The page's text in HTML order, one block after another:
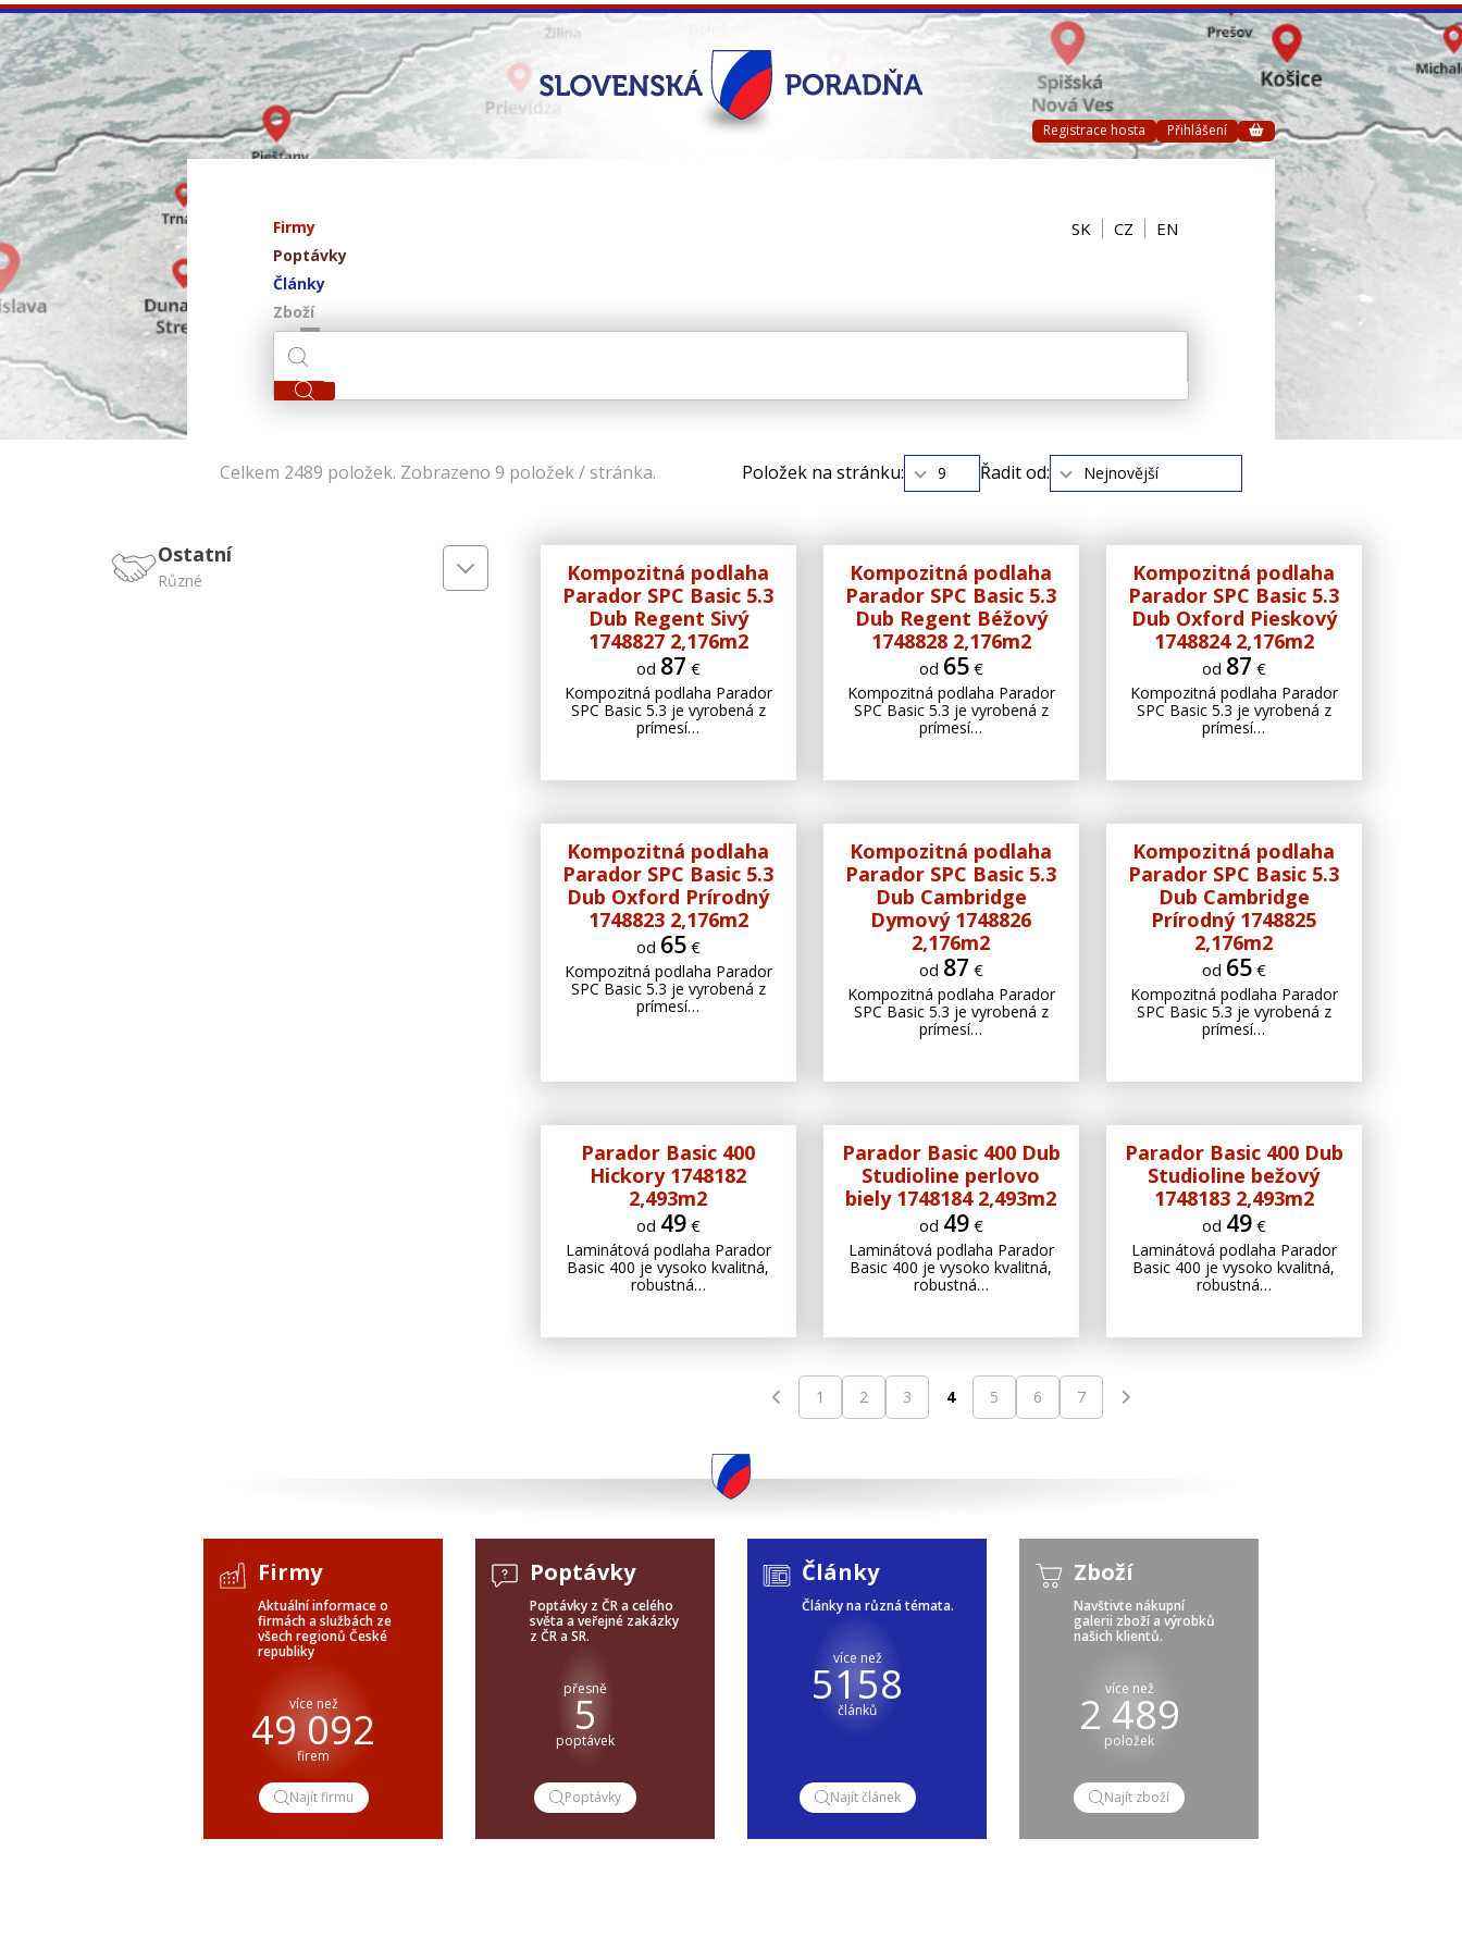
Registrace hosta Přihlášení
Firmy
Poptávky
Články
Zboží
SK CZ EN
Celkem 2489 položek. Zobrazeno 9 položek / stránka. Položek na stránku: 9 Řadit od: Nejnovější
Ostatní
Různé
Kompozitná podlaha
Parador SPC Basic 5.3
Dub Regent Sivý
1748827 2,176m2
od 87 €
Kompozitná podlaha Parador
SPC Basic 5.3 je vyrobená z
prímesí…
Kompozitná podlaha
Parador SPC Basic 5.3
Dub Regent Béžový
1748828 2,176m2
od 65€
Kompozitná podlaha Parador
SPC Basic 5.3 je vyrobená z
prímesí…
Kompozitná podlaha
Parador SPC Basic 5.3
Dub Oxford Pieskový
1748824 2,176m2
od 87 €
Kompozitná podlaha Parador
SPC Basic 5.3 je vyrobená z
prímesí…
Kompozitná podlaha
Parador SPC Basic 5.3
Dub Oxford Prírodný
1748823 2,176m2
od 65€
Kompozitná podlaha Parador
SPC Basic 5.3 je vyrobená z
prímesí…
Kompozitná podlaha
Parador SPC Basic 5.3
Dub Cambridge
Dymový 1748826
2,176m2
od 87 €
Kompozitná podlaha Parador
SPC Basic 5.3 je vyrobená z
prímesí…
Kompozitná podlaha
Parador SPC Basic 5.3
Dub Cambridge
Prírodný 1748825
2,176m2
od 65€
Kompozitná podlaha Parador
SPC Basic 5.3 je vyrobená z
prímesí…
Parador Basic 400
Hickory 1748182
2,493m2
od 49€
Laminátová podlaha Parador
Basic 400 je vysoko kvalitná,
robustná…
Parador Basic 400 Dub
Studioline perlovo
biely 1748184 2,493m2
od 49€
Laminátová podlaha Parador
Basic 400 je vysoko kvalitná,
robustná…
Parador Basic 400 Dub
Studioline bežový
1748183 2,493m2
od 49€
Laminátová podlaha Parador
Basic 400 je vysoko kvalitná,
robustná…
1 2 3 4 5 6 7
Firmy
Aktuální informace o
firmách a službách ze
všech regionů České
republiky
více než
49 092
firem
Najít firmu
Poptávky
Poptávky z ČR a celého
světa a veřejné zakázky
z ČR a SR.
přesně
5
poptávek
Poptávky
Články
Články na různá témata.
více než
5158
článků
Najít článek
Zboží
Navštivte nákupní
galerii zboží a výrobků
našich klientů.
více než
2 489
položek
Najít zboží